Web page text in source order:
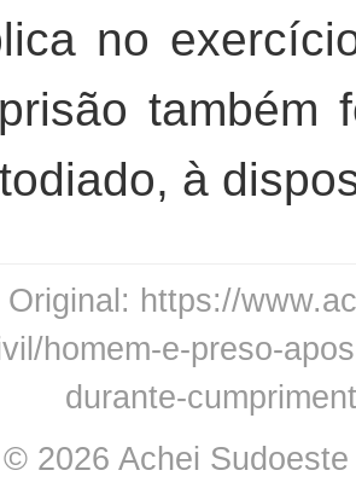
no
também
à
Original: https://
homem-e-preso-
durante-
© 2026 Achei